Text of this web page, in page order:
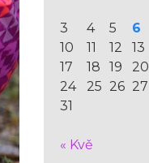
3
4 5 6
10
11 12 13
17
18 19 20
24
25 26 27
31
« Kvě